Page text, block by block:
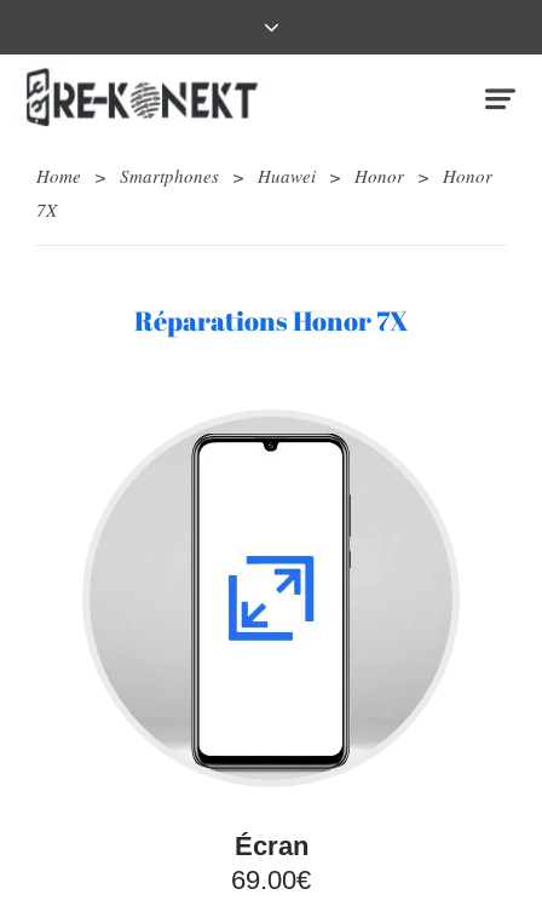
Home > Smartphones > Huawei > Honor > Honor
7X
Réparations Honor 7X
Écran
69.00€